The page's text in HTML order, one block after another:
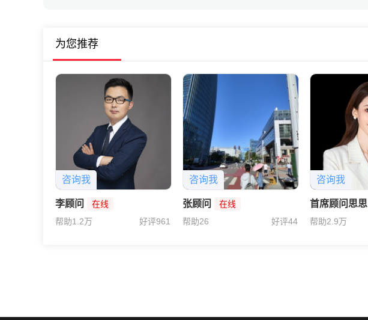
为您推荐
咨询我
李顾问
在线
帮助1.2万
好评961
咨询我
张顾问
在线
帮助26
好评44
咨询我
首席顾问思思
帮助2.9万